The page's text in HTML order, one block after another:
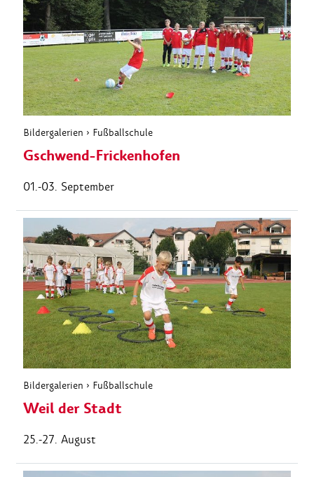
Bildergalerien › Fußballschule
Gschwend-Frickenhofen
01.-03. September
Bildergalerien › Fußballschule
Weil der Stadt
25.-27. August